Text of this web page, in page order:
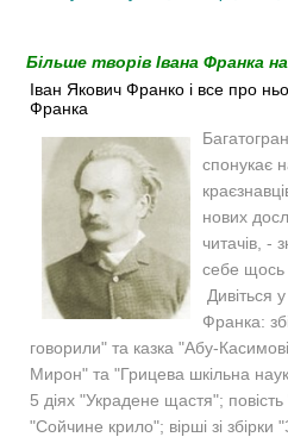
Більше творів Івана Франка
Іван Якович Франко і все про
Франка
спонукає
нових
читачів, -
себе щось
Дивіться
Франка:
говорили" та казка "Абу-
Мирон" та "Грицева шкільна
5 діях "Украдене щастя";
"Сойчине крило"; вірші зі збірки